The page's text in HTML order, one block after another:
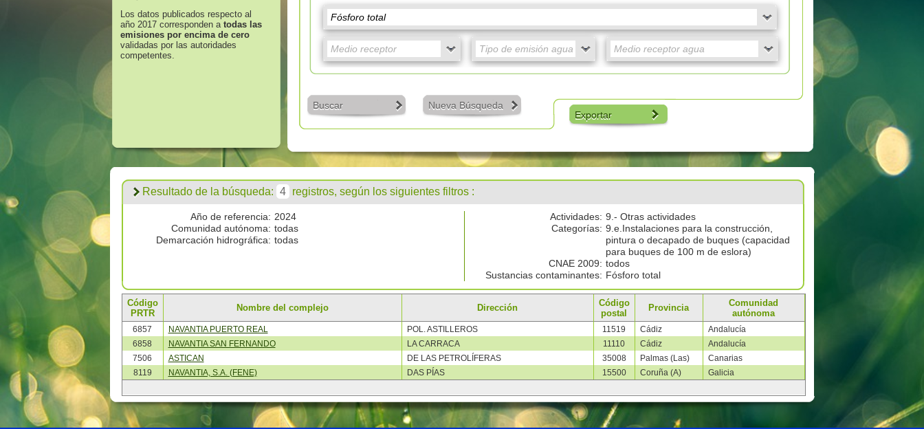
Los datos publicados respecto al
año 2017 corresponden atodas las
emisiones por encima de cero
validadas por las autoridades
competentes.
Buscar
Nueva Búsqueda
Exportar
Resultado de la búsqueda: 4 registros, según los siguientes filtros :
Año de referencia: 2024
Comunidad autónoma: todas
Demarcación hidrográfica: todas
Actividades: 9.- Otras actividades
Categorías: 9.e.Instalaciones para la construcción,
pintura o decapado de buques (capacidad
para buques de 100 m de eslora)
CNAE 2009: todos
Sustancias contaminantes: Fósforo total
Código
PRTR
Nombre del complejo Dirección
Código
postal
Provincia
Comunidad
autónoma
6857 NAVANTIA PUERTO REAL POL. ASTILLEROS 11519 Cádiz
Andalucía
6858
NAVANTIA SAN FERNANDO LA CARRACA 11110 Cádiz
Andalucía
7506
ASTICAN DE LAS PETROLÍFERAS 35008 Palmas (Las)
Canarias
8119
NAVANTIA, S.A. (FENE) DAS PÍAS 15500 Coruña (A) Galicia